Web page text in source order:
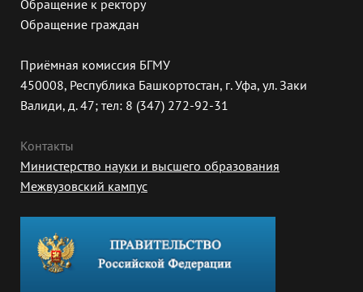
Обращение к ректору
Обращение граждан
Приёмная комиссия БГМУ
450008, Республика Башкортостан, г. Уфа, ул. Заки
Валиди, д. 47; тел: 8 (347) 272-92-31
Контакты
Министерство науки и высшего образования
Межвузовский кампус